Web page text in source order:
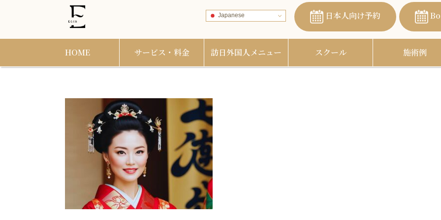
Japanese 日本人向け予約
HOME サービス・料金 訪日外国人メニュー スクール 施術例